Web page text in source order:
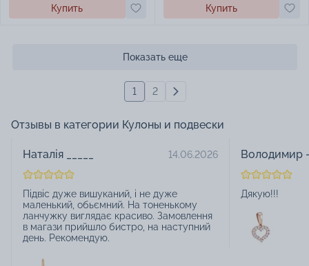
Купить Купить
Показать еще
1 2
Отзывы в категории Кулоны и подвески
Наталія _____ 14.06.2026
Підвіс дуже вишуканий, і не дуже
маленький, обьємний. На тоненькому
ланчужку виглядає красиво. Замовлення
в магази прийшло бистро, на наступний
день. Рекомендую.
Володимир
Дякую!!!